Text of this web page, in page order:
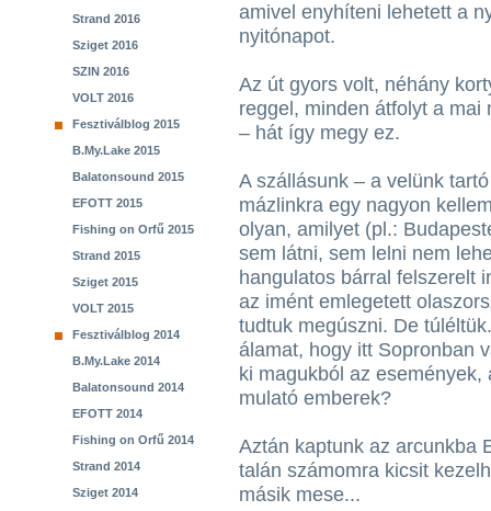
Strand 2016
Sziget 2016
SZIN 2016
VOLT 2016
Fesztiválblog 2015
B.My.Lake 2015
Balatonsound 2015
EFOTT 2015
Fishing on Orfű 2015
Strand 2015
Sziget 2015
VOLT 2015
Fesztiválblog 2014
B.My.Lake 2014
Balatonsound 2014
EFOTT 2014
Fishing on Orfű 2014
Strand 2014
Sziget 2014
amivel enyhíteni lehetett a
nyitónapot.
Az út gyors volt, néhány
reggel, minden átfolyt a
– hát így megy ez.
A szállásunk – a velünk
mázlinkra egy nagyon
olyan, amilyet (pl.:
sem látni, sem lelni nem
hangulatos bárral felszerelt
az imént emlegetett
tudtuk megúszni. De
álamat, hogy itt Sopronban
ki magukból az
mulató emberek?
Aztán kaptunk az arcunkba
talán számomra kicsit
másik mese...